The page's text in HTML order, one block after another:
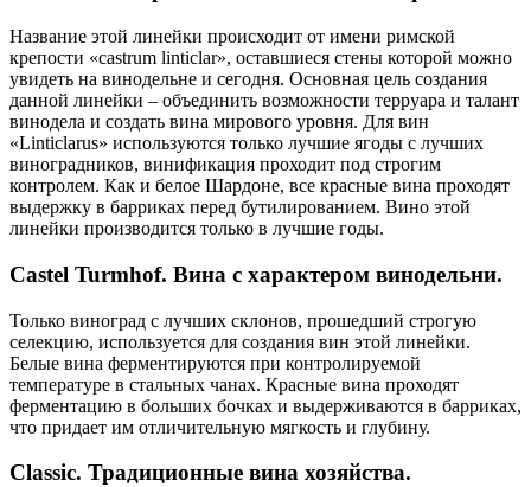
Название этой линейки происходит от имени римской
крепости «castrum linticlar», оставшиеся стены которой можно
увидеть на винодельне и сегодня. Основная цель создания
данной линейки – объединить возможности терруара и талант
винодела и создать вина мирового уровня. Для вин
«Linticlarus» используются только лучшие ягоды с лучших
виноградников, винификация проходит под строгим
контролем. Как и белое Шардоне, все красные вина проходят
выдержку в барриках перед бутилированием. Вино этой
линейки производится только в лучшие годы.
Castel Turmhof. Вина с характером винодельни.
Только виноград с лучших склонов, прошедший строгую
селекцию, используется для создания вин этой линейки.
Белые вина ферментируются при контролируемой
температуре в стальных чанах. Красные вина проходят
ферментацию в больших бочках и выдерживаются в барриках,
что придает им отличительную мягкость и глубину.
Classic. Традиционные вина хозяйства.